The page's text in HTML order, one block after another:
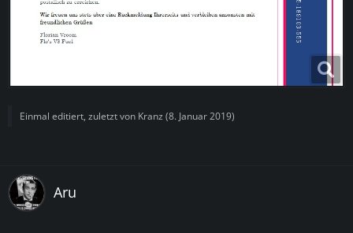
Einmal editiert, zuletzt von Kranz (8. Januar 2019)
Aru